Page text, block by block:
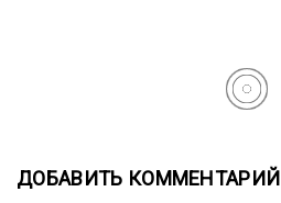
ДОБАВИТЬ КОММЕНТАРИЙ